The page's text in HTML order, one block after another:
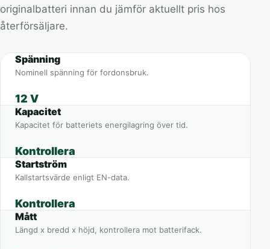
originalbatteri innan du jämför aktuellt pris hos
återförsäljare.
Spänning
Nominell spänning för fordonsbruk.
12 V
Kapacitet
Kapacitet för batteriets energilagring över tid.
Kontrollera
Startström
Kallstartsvärde enligt EN-data.
Kontrollera
Mått
Längd x bredd x höjd, kontrollera mot batterifack.